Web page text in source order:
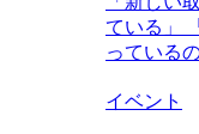
ている」
っている
イベント